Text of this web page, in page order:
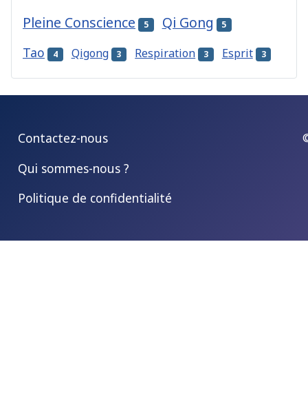
Pleine Conscience 5 Qi Gong 5
Tao 4 Qigong 3 Respiration 3 Esprit 3
Contactez-nous
Qui sommes-nous ?
Politique de confidentialité